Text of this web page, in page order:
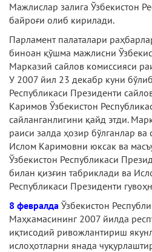
Мажлислар залига Ўзбекистон
байроғи олиб кирилади.
Парламент палаталари
биноан қўшма мажлисни
Марказий сайлов комиссияси
У 2007 йил 23 декабр куни
Республикаси Президенти
Каримов Ўзбекистон
сайланганлигини қайд этди.
раиси залда ҳозир бўлганлар
Ислом Каримовни юксак ва
Ўзбекистон Республикаси
билан қизғин табриклади ва
Республикаси Президенти
8 февралда Ўзбекистон
Маҳкамасининг 2007 йилда
иқтисодий ривожлантириш
ислоҳотларни янада